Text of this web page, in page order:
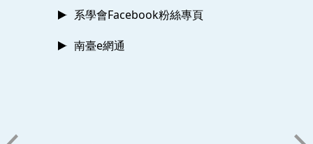
系學會Facebook粉絲專頁
南臺e網通